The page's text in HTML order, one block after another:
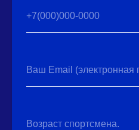
+7(000)000-0000
Ваш Email (электронная
Возраст спортсмена.